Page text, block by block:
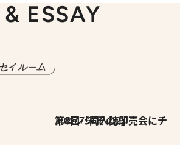
ESSAY
2026.7.30
第8回「同人誌即売会にチャレンジ その2」